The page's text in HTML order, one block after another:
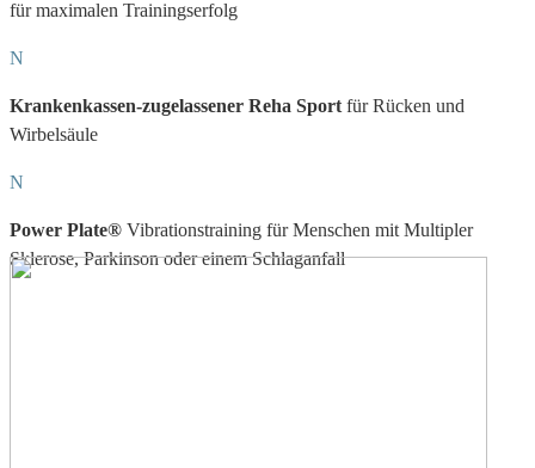
für maximalen Trainingserfolg
N
Krankenkassen-zugelassener Reha Sport für Rücken und
Wirbelsäule
N
Power Plate® Vibrationstraining für Menschen mit Multipler
Sklerose, Parkinson oder einem Schlaganfall